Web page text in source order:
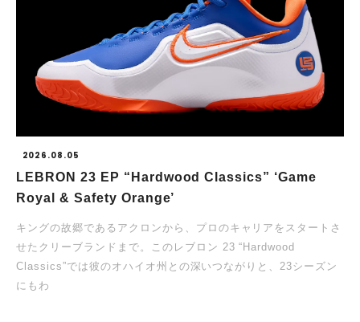
2026.08.05
LEBRON 23 EP “Hardwood Classics” ‘Game
Royal & Safety Orange’
キングの故郷であるアクロンから、プロのキャリアをスタートさ
せたクリーブランドまで。このレブロン 23 “Hardwood
Classics”では彼のオハイオ州との深いつながりと、23シーズン
にもわ